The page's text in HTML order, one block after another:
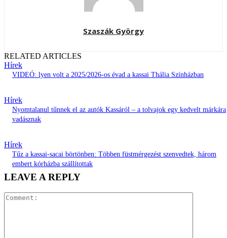
Szaszák György
RELATED ARTICLES
Hírek
VIDEÓ: lyen volt a 2025/2026-os évad a kassai Thália Színházban
Hírek
Nyomtalanul tűnnek el az autók Kassáról – a tolvajok egy kedvelt márkára
vadásznak
Hírek
Tűz a kassai-sacai börtönben: Többen füstmérgezést szenvedtek, három
embert kórházba szállítottak
LEAVE A REPLY